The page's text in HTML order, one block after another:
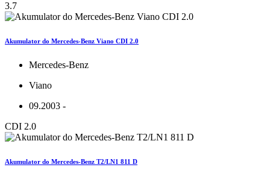
3.7
Akumulator do Mercedes-Benz Viano CDI 2.0
Mercedes-Benz
Viano
09.2003 -
CDI 2.0
Akumulator do Mercedes-Benz T2/LN1 811 D